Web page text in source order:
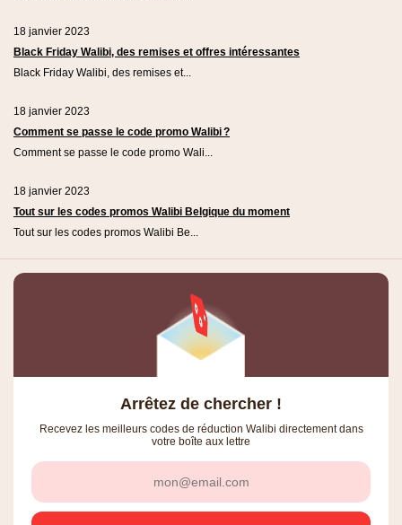
18 janvier 2023
Black Friday Walibi, des remises et offres intéressantes
Black Friday Walibi, des remises et...
18 janvier 2023
Comment se passe le code promo Walibi ?
Comment se passe le code promo Wali...
18 janvier 2023
Tout sur les codes promos Walibi Belgique du moment
Tout sur les codes promos Walibi Be...
Arrêtez de chercher !
Recevez les meilleurs codes de réduction Walibi directement dans
votre boîte aux lettre